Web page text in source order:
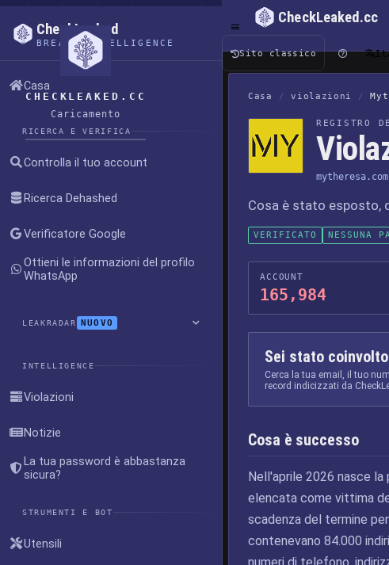
CHECKLEAKED.CC
Caricamento
CheckLeaked
BREACH INTELLIGENCE
Casa
RICERCA E VERIFICA
Controlla il tuo account
Ricerca Dehashed
Verificatore Google
Ottieni le informazioni del profilo
WhatsApp
LEAKRADAR NUOVO
INTELLIGENCE
Violazioni
Notizie
La tua password è abbastanza
sicura?
STRUMENTI E BOT
Utensili
CheckLeaked.cc
Sito classico
Casa / violazioni /
REGISTRO
mytheresa.com
Cosa è stato esposto,
VERIFICATO NESSUNA
ACCOUNT
165,984
Sei stato
Cerca la tua email, il tuo
record indicizzati da
Cosa è successo
Nell'aprile 2026 nasce
elencata come vittima
scadenza del termine
contenevano 84.000